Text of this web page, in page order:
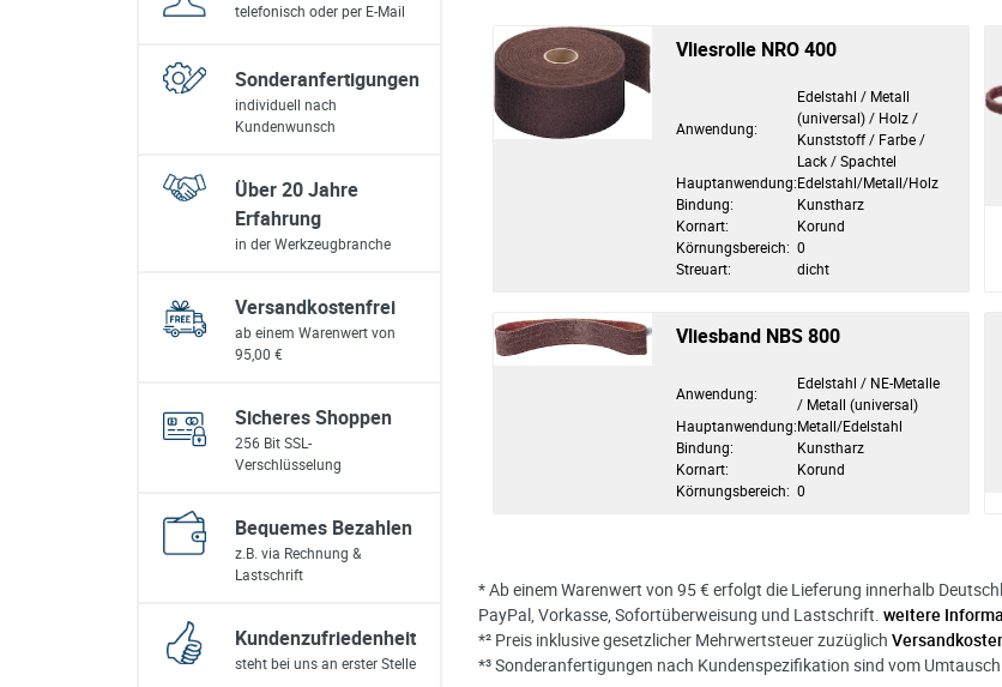
telefonisch oder per E-Mail
Sonderanfertigungen
individuell nach
Kundenwunsch
Über 20 Jahre
Erfahrung
in der Werkzeugbranche
Versandkostenfrei
ab einem Warenwert von
95,00 €
Sicheres Shoppen
256 Bit SSL-
Verschlüsselung
Bequemes Bezahlen
z.B. via Rechnung &
Lastschrift
Kundenzufriedenheit
steht bei uns an erster Stelle
Vliesrolle NRO 400
Anwendung:
Edelstahl / Metall
(universal) / Holz /
Kunststoff / Farbe /
Lack / Spachtel
Hauptanwendung:Edelstahl/Metall/Holz
Bindung:
Kunstharz
Kornart:
Korund
Körnungsbereich: 0
Streuart:
dicht
Vliesband NBS 800
Anwendung:
Edelstahl / NE-Metalle
/ Metall (universal)
Hauptanwendung:Metall/Edelstahl
Bindung:
Kunstharz
Kornart:
Korund
Körnungsbereich: 0
* Ab einem Warenwert von 95 € erfolgt die Lieferung innerhalb
PayPal, Vorkasse, Sofortüberweisung und Lastschrift. weitere
*² Preis inklusive gesetzlicher Mehrwertsteuer zuzüglich
*³ Sonderanfertigungen nach Kundenspezifikation sind vom